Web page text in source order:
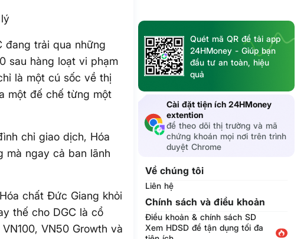
đang trải qua những
sau hàng loạt vi phạm
là một cú sốc về thị
một đế chế từng một
chỉ giao dịch, Hóa
mà ngay cả ban lãnh
chất Đức Giang khỏi
thế cho DGC là cổ
VN50 Growth và
Quét mã QR để tải app
24HMoney - Giúp bạn
đầu tư an toàn, hiệu
quả
Cài đặt tiện ích 24HMoney
extention
để theo dõi thị trường và mã
chứng khoán mọi nơi trên trình
duyệt Chrome
Về chúng tôi
Liên hệ
Chính sách và điều khoản
Điều khoản & chính sách SD
Xem HDSD để tận dụng tối đa